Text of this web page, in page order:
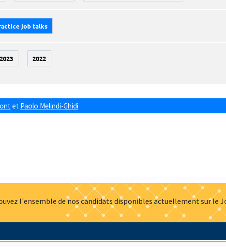
job talks
2023 2022
et Paolo Melindi-Ghidi
l'ensemble de nos candidats disponibles actuellement sur le
à Actualités Offres d'emploi Presse Mentions légales